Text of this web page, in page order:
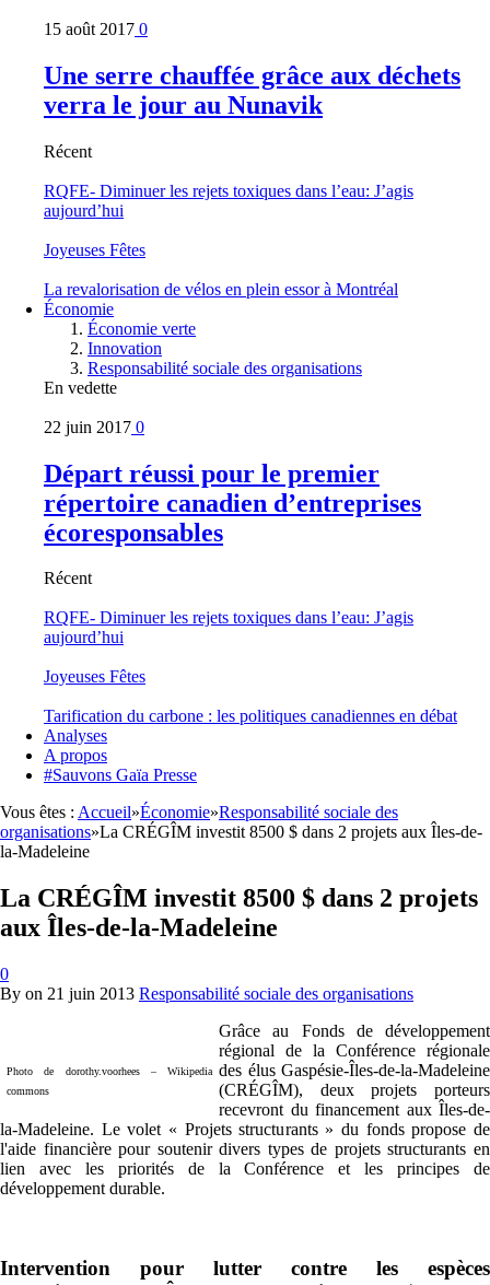
15 août 2017 0
Une serre chauffée grâce aux déchets
verra le jour au Nunavik
Récent
RQFE- Diminuer les rejets toxiques dans l’eau: J’agis
aujourd’hui
Joyeuses Fêtes
La revalorisation de vélos en plein essor à Montréal
Économie
Économie verte
Innovation
Responsabilité sociale des organisations
En vedette
22 juin 2017 0
Départ réussi pour le premier
répertoire canadien d’entreprises
écoresponsables
Récent
RQFE- Diminuer les rejets toxiques dans l’eau: J’agis
aujourd’hui
Joyeuses Fêtes
Tarification du carbone : les politiques canadiennes en débat
Analyses
A propos
#Sauvons Gaïa Presse
Vous êtes : Accueil»Économie»Responsabilité sociale des
organisations»La CRÉGÎM investit 8500 $ dans 2 projets aux Îles-de-
la-Madeleine
La CRÉGÎM investit 8500 $ dans 2 projets
aux Îles-de-la-Madeleine
0
By on 21 juin 2013 Responsabilité sociale des organisations
Photo de dorothy.voorhees – Wikipedia
commons
Grâce au Fonds de développement
régional de la Conférence régionale
des élus Gaspésie-Îles-de-la-Madeleine
(CRÉGÎM), deux projets porteurs
recevront du financement aux Îles-de-
la-Madeleine. Le volet « Projets structurants » du fonds propose de
l'aide financière pour soutenir divers types de projets structurants en
lien avec les priorités de la Conférence et les principes de
développement durable.
Intervention pour lutter contre les espèces